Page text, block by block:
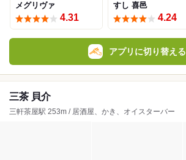
メグリヴァ
4.31
すし 喜邑
4.24
アプリに切り替える
三茶 貝介
三軒茶屋駅 253m / 居酒屋、かき、オイスターバー